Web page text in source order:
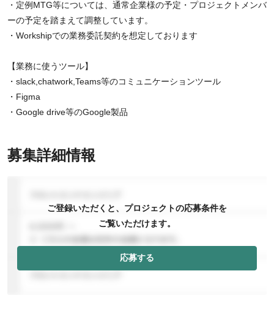
・定例MTG等については、通常企業様の予定・プロジェクトメンバ
ーの予定を踏まえて調整しています。
・Workshipでの業務委託契約を想定しております
【業務に使うツール】
・slack,chatwork,Teams等のコミュニケーションツール
・Figma
・Google drive等のGoogle製品
募集詳細情報
ご登録いただくと、プロジェクトの応募条件を
ご覧いただけます。
応募する